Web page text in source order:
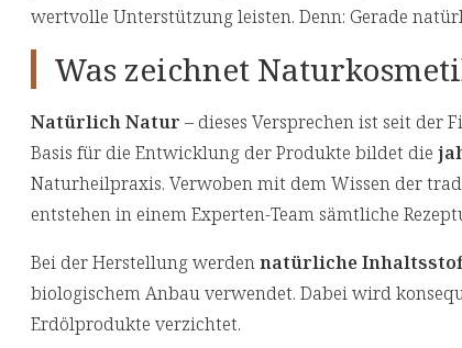
wertvolle Unterstützung leisten. Denn: Gerade
Was zeichnet
Natürlich Natur – dieses Versprechen ist seit der
Basis für die Entwicklung der Produkte bildet die
Naturheilpraxis. Verwoben mit dem Wissen der
entstehen in einem Experten-Team sämtliche
Bei der Herstellung werdennatürliche
biologischem Anbau verwendet. Dabei wird
Erdölprodukte verzichtet.